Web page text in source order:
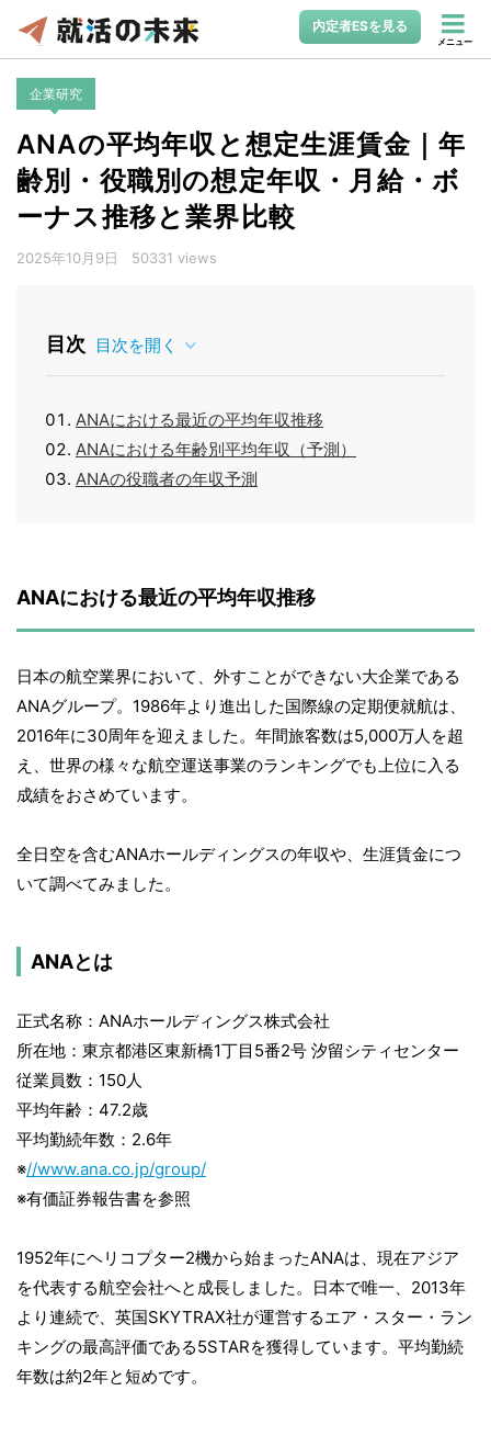
内定者ESを見る
メニュー
企業研究
ANAの平均年収と想定生涯賃金｜年
齢別・役職別の想定年収・月給・ボ
ーナス推移と業界比較
2025年10月9日 50331 views
目次 目次を開く
ANAにおける最近の平均年収推移
ANAにおける年齢別平均年収（予測）
ANAの役職者の年収予測
ANAにおける最近の平均年収推移
日本の航空業界において、外すことができない大企業である
ANAグループ。1986年より進出した国際線の定期便就航は、
2016年に30周年を迎えました。年間旅客数は5,000万人を超
え、世界の様々な航空運送事業のランキングでも上位に入る
成績をおさめています。
全日空を含むANAホールディングスの年収や、生涯賃金につ
いて調べてみました。
ANAとは
正式名称：ANAホールディングス株式会社
所在地：東京都港区東新橋1丁目5番2号 汐留シティセンター
従業員数：150人
平均年齢：47.2歳
平均勤続年数：2.6年
※//www.ana.co.jp/group/
※有価証券報告書を参照
1952年にヘリコプター2機から始まったANAは、現在アジア
を代表する航空会社へと成長しました。日本で唯一、2013年
より連続で、英国SKYTRAX社が運営するエア・スター・ラン
キングの最高評価である5STARを獲得しています。平均勤続
年数は約2年と短めです。